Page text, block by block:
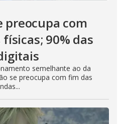
preocupa com
90% das
semelhante ao da
se preocupa com fim das